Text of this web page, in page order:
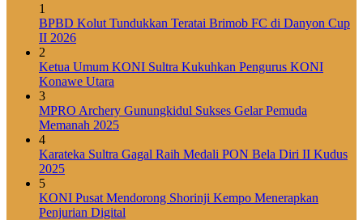
1
BPBD Kolut Tundukkan Teratai Brimob FC di Danyon Cup
II 2026
2
Ketua Umum KONI Sultra Kukuhkan Pengurus KONI
Konawe Utara
3
MPRO Archery Gunungkidul Sukses Gelar Pemuda
Memanah 2025
4
Karateka Sultra Gagal Raih Medali PON Bela Diri II Kudus
2025
5
KONI Pusat Mendorong Shorinji Kempo Menerapkan
Penjurian Digital